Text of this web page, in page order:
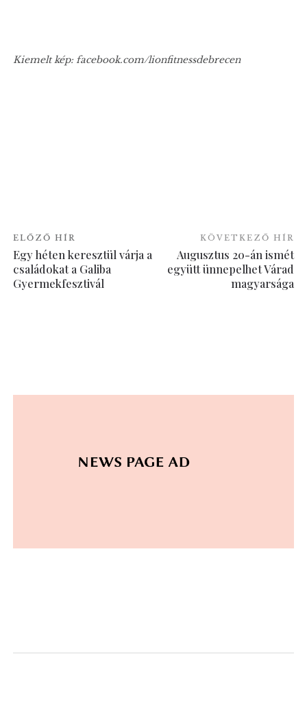
Kiemelt kép: facebook.com/lionfitnessdebrecen
ELŐZŐ HÍR
Egy héten keresztül várja a
családokat a Galiba
Gyermekfesztivál
KÖVETKEZŐ HÍR
Augusztus 20-án ismét
együtt ünnepelhet Várad
magyarsága